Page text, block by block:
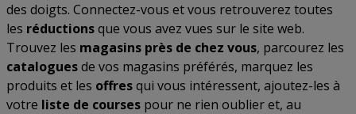
des doigts. Connectez-vous et vous retrouverez toutes
les réductionsque vous avez vues sur le site web.
Trouvez les magasins près de chez vous, parcourez les
cataloguesde vos magasins préférés, marquez les
produits et les offresqui vous intéressent, ajoutez-les à
votre liste de courses pour ne rien oublier et, au